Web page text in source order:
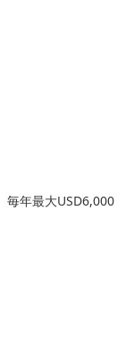
毎年最大USD6,000